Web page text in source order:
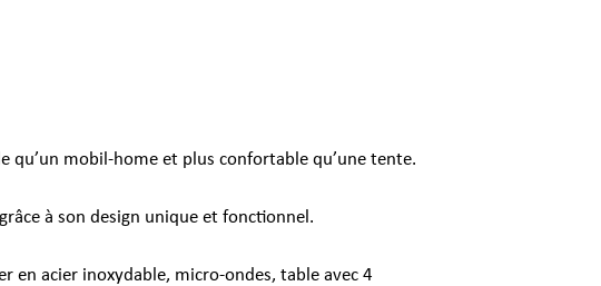
qu’un mobil-home et plus confortable qu’une tente.
à son design unique et fonctionnel.
en acier inoxydable, micro-ondes, table avec 4